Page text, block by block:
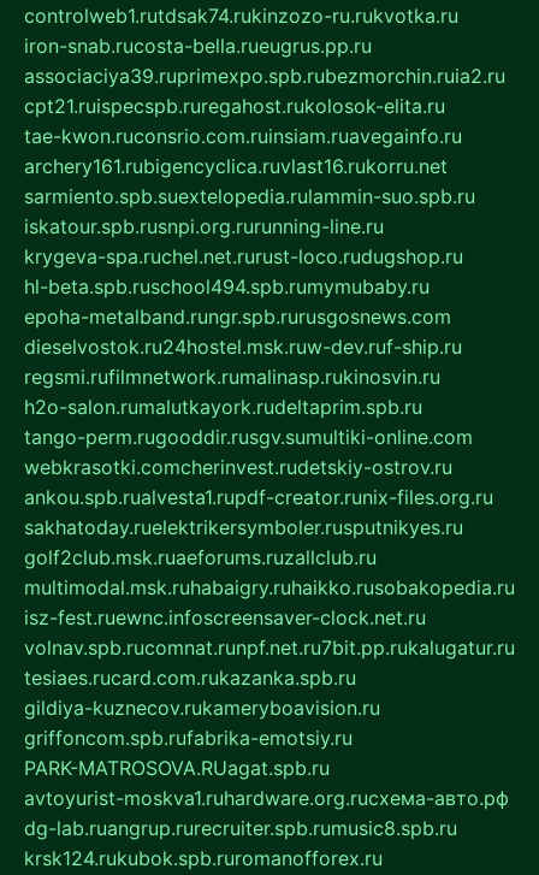
controlweb1.rutdsak74.rukinzozo-ru.rukvotka.ru
iron-snab.rucosta-bella.rueugrus.pp.ru
associaciya39.ruprimexpo.spb.rubezmorchin.ruia2.ru
cpt21.ruispecspb.ruregahost.rukolosok-elita.ru
tae-kwon.ruconsrio.com.ruinsiam.ruavegainfo.ru
archery161.rubigencyclica.ruvlast16.rukorru.net
sarmiento.spb.suextelopedia.rulammin-suo.spb.ru
iskatour.spb.rusnpi.org.rurunning-line.ru
krygeva-spa.ruchel.net.rurust-loco.rudugshop.ru
hl-beta.spb.ruschool494.spb.rumymubaby.ru
epoha-metalband.rungr.spb.rurusgosnews.com
dieselvostok.ru24hostel.msk.ruw-dev.ruf-ship.ru
regsmi.rufilmnetwork.rumalinasp.rukinosvin.ru
h2o-salon.rumalutkayork.rudeltaprim.spb.ru
tango-perm.rugooddir.rusgv.sumultiki-online.com
webkrasotki.comcherinvest.rudetskiy-ostrov.ru
ankou.spb.rualvesta1.rupdf-creator.runix-files.org.ru
sakhatoday.ruelektrikersymboler.rusputnikyes.ru
golf2club.msk.ruaeforums.ruzallclub.ru
multimodal.msk.ruhabaigry.ruhaikko.rusobakopedia.ru
isz-fest.ruewnc.infoscreensaver-clock.net.ru
volnav.spb.rucomnat.runpf.net.ru7bit.pp.rukalugatur.ru
tesiaes.rucard.com.rukazanka.spb.ru
gildiya-kuznecov.rukameryboavision.ru
griffoncom.spb.rufabrika-emotsiy.ru
PARK-MATROSOVA.RUagat.spb.ru
avtoyurist-moskva1.ruhardware.org.ruсхема-авто.рф
dg-lab.ruangrup.rurecruiter.spb.rumusic8.spb.ru
krsk124.rukubok.spb.ruromanofforex.ru